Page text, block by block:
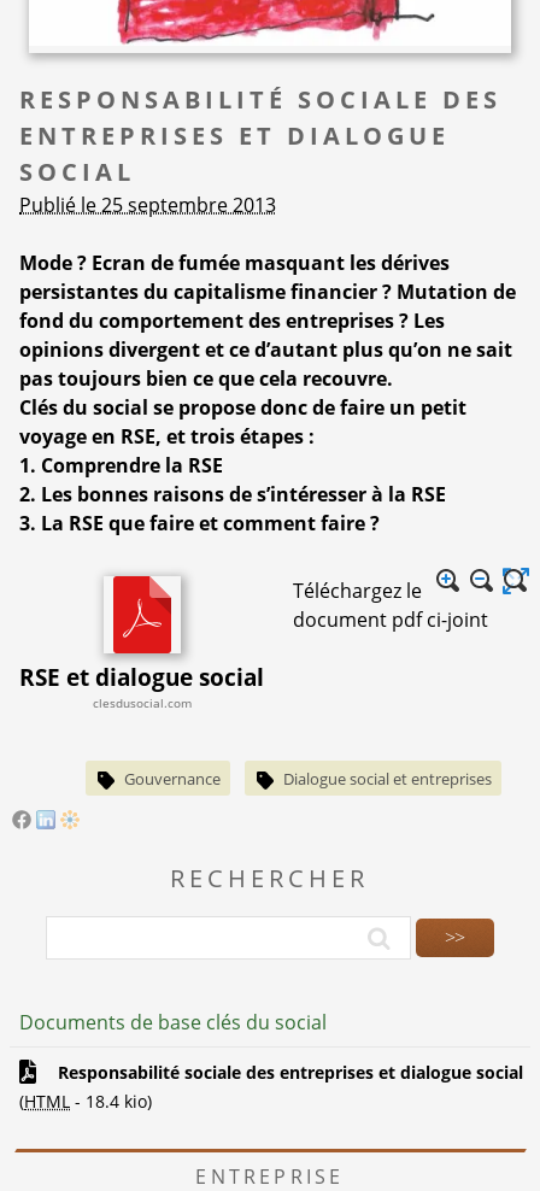
RESPONSABILITÉ SOCIALE DES
ENTREPRISES ET DIALOGUE
SOCIAL
Publié le 25 septembre 2013
Mode ? Ecran de fumée masquant les dérives
persistantes du capitalisme financier ? Mutation de
fond du comportement des entreprises ? Les
opinions divergent et ce d’autant plus qu’on ne sait
pas toujours bien ce que cela recouvre.
Clés du social se propose donc de faire un petit
voyage en RSE, et trois étapes :
1. Comprendre la RSE
2. Les bonnes raisons de s’intéresser à la RSE
3. La RSE que faire et comment faire ?
RSE et dialogue social
clesdusocial.com
Téléchargez le
document pdf ci-joint
Gouvernance Dialogue social et entreprises
RECHERCHER
Documents de base clés du social
Responsabilité sociale des entreprises et dialogue social
(HTML - 18.4 kio)
ENTREPRISE